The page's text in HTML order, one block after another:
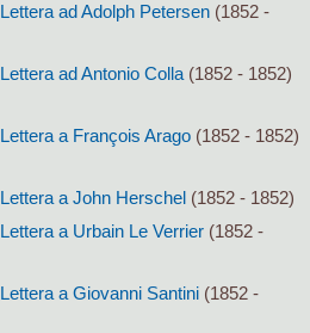
Lettera ad Adolph Petersen (1852 -
Lettera ad Antonio Colla (1852 - 1852)
Lettera a François Arago (1852 - 1852)
Lettera a John Herschel (1852 - 1852)
Lettera a Urbain Le Verrier (1852 -
Lettera a Giovanni Santini (1852 -